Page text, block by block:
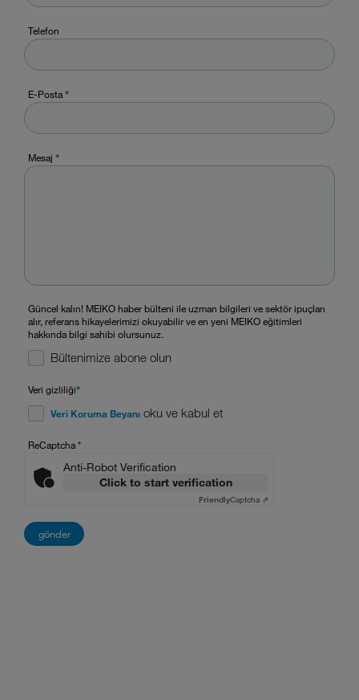
Telefon
E-Posta*
Mesaj *
Güncel kalın! MEIKO haber bülteni ile uzman bilgileri ve sektör ipuçları
alır, referans hikayelerimizi okuyabilir ve en yeni MEIKO eğitimleri
hakkında bilgi sahibi olursunuz.
Bültenimize abone olun
Veri gizliliği*
Veri Koruma Beyanı oku ve kabul et
ReCaptcha*
Anti-Robot Verification
Click to start verification
FriendlyCaptcha ⇗